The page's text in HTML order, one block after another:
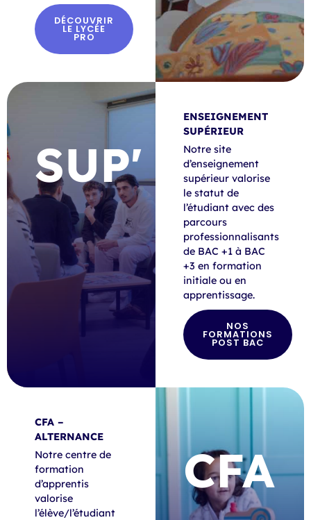
DÉCOUVRIR
LE LYCÉE
PRO
SUP'
ENSEIGNEMENT
SUPÉRIEUR
Notre site
d’enseignement
supérieur valorise
le statut de
l’étudiant avec des
parcours
professionnalisants
de BAC +1 à BAC
+3 en formation
initiale ou en
apprentissage.
NOS
FORMATIONS
POST BAC
CFA –
ALTERNANCE
Notre centre de
formation
d’apprentis
valorise
l’élève/l’étudiant
CFA